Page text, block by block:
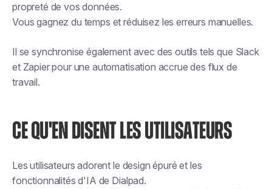
propreté de vos données.
Vous gagnez du temps et réduisez les erreurs manuelles.
Il se synchronise également avec des outils tels que Slack
et Zapier pour une automatisation accrue des flux de
travail.
CE QU'EN DISENT LES UTILISATEURS
Les utilisateurs adorent le design épuré et les
fonctionnalités d'IA de Dialpad.